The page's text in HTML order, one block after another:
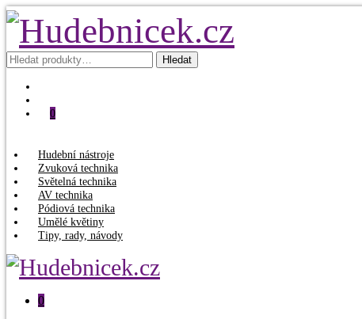
Hledat: Hledat
0
Hudební nástroje
Zvuková technika
Světelná technika
AV technika
Pódiová technika
Umělé květiny
Tipy, rady, návody
0